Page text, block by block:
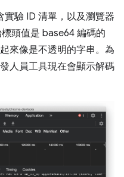
實驗 ID 清單，以及瀏覽器
頭值是 base64 編碼的
起來像是不透明的字串。為
人員工具現在會顯示解碼